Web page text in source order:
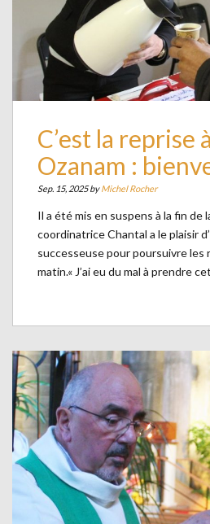
C’est la reprise
Ozanam :
Sep. 15, 2025 byMichel Rocher
Il a été mis en suspens à la fin de
coordinatrice Chantal a le plaisir
successeuse pour poursuivre les
matin.« J’ai eu du mal à prendre